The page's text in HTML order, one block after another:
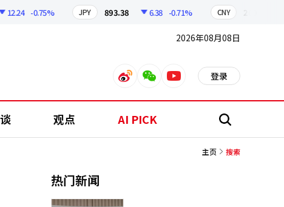
12.24 -0.75% JPY 893.38 6.38 -0.71% CNY
2026年08月08日
weiboweixinyoutube 登录
观点 AI PICK 搜
主页 搜索
热门新闻